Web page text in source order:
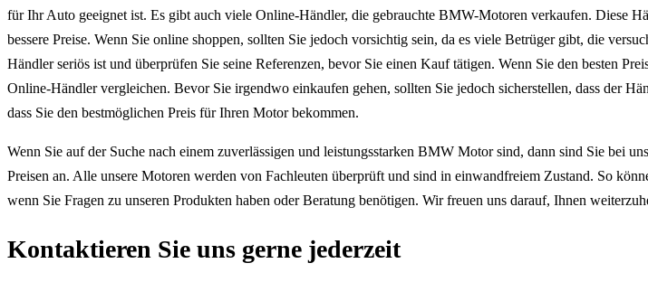
für Ihr Auto geeignet ist. Es gibt auch viele Online-Händler, die gebrauchte BMW-Motoren verkaufen. Diese
bessere Preise. Wenn Sie online shoppen, sollten Sie jedoch vorsichtig sein, da es viele Betrüger gibt, die
Händler seriös ist und überprüfen Sie seine Referenzen, bevor Sie einen Kauf tätigen. Wenn Sie den besten
Online-Händler vergleichen. Bevor Sie irgendwo einkaufen gehen, sollten Sie jedoch sicherstellen, dass der
dass Sie den bestmöglichen Preis für Ihren Motor bekommen.
Wenn Sie auf der Suche nach einem zuverlässigen und leistungsstarken BMW Motor sind, dann sind Sie bei
Preisen an. Alle unsere Motoren werden von Fachleuten überprüft und sind in einwandfreiem Zustand. So
wenn Sie Fragen zu unseren Produkten haben oder Beratung benötigen. Wir freuen uns darauf, Ihnen
Kontaktieren Sie uns gerne jederzeit